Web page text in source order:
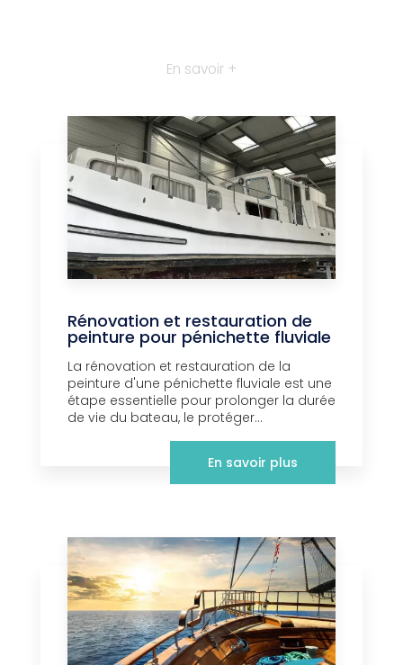
En savoir +
Rénovation et restauration de
peinture pour pénichette fluviale
La rénovation et restauration de la
peinture d'une pénichette fluviale est une
étape essentielle pour prolonger la durée
de vie du bateau, le protéger...
En savoir plus